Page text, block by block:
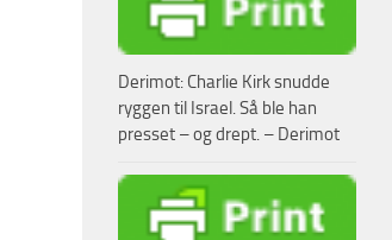
Derimot: Charlie Kirk snudde
ryggen til Israel. Så ble han
presset – og drept. – Derimot